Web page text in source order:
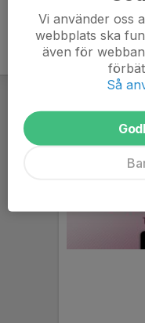
Vi använder oss
webbplats ska
även för
Så